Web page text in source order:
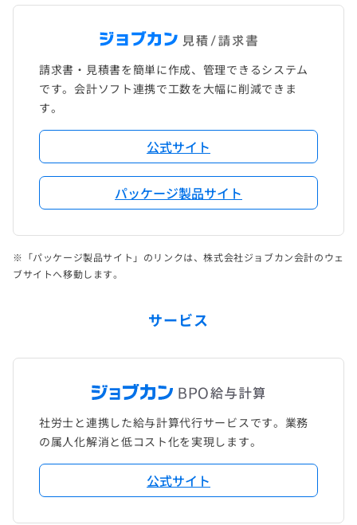
請求書・見積書を簡単に作成、管理できるシステム
です。会計ソフト連携で工数を大幅に削減できま
す。
公式サイト
パッケージ製品サイト
※「パッケージ製品サイト」のリンクは、株式会社ジョブカン会計のウェ
ブサイトへ移動します。
サービス
社労士と連携した給与計算代行サービスです。業務
の属人化解消と低コスト化を実現します。
公式サイト